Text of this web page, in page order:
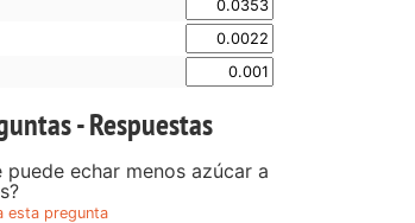
- Respuestas
puede echar menos azúcar a
esta pregunta